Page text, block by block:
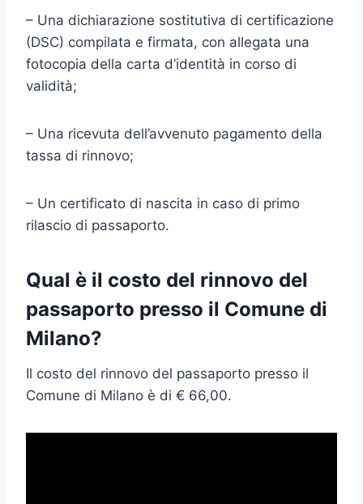
– Una dichiarazione sostitutiva di certificazione
(DSC) compilata e firmata, con allegata una
fotocopia della carta d’identità in corso di
validità;
– Una ricevuta dell’avvenuto pagamento della
tassa di rinnovo;
– Un certificato di nascita in caso di primo
rilascio di passaporto.
Qual è il costo del rinnovo del
passaporto presso il Comune di
Milano?
Il costo del rinnovo del passaporto presso il
Comune di Milano è di € 66,00.